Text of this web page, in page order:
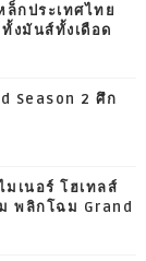
ล็กประเทศไทย
งมันส์ทั้งเดือด
Season 2 ศึก
มเนอร์ โฮเทลส์
พลิกโฉม Grand